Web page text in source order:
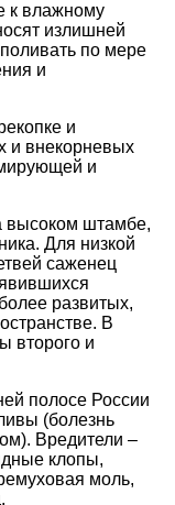
к влажному
излишней
по мере
и
и
и внекорневых
и
высоком штамбе,
Для низкой
саженец
развитых,
В
второго и
полосе России
(болезнь
Вредители –
клопы,
моль,